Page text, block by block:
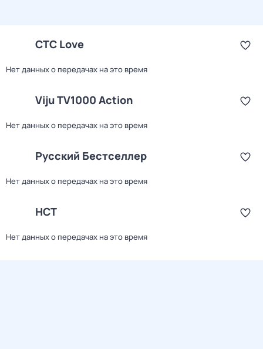
СТС Love
Нет данных о передачах на это время
Viju TV1000 Action
Нет данных о передачах на это время
Русский Бестселлер
Нет данных о передачах на это время
НСТ
Нет данных о передачах на это время